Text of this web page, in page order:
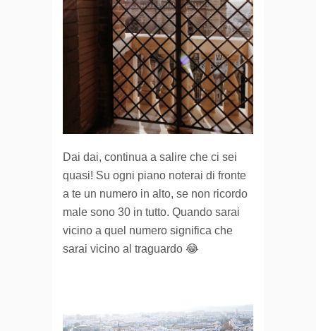
Dai dai, continua a salire che ci sei
quasi! Su ogni piano noterai di fronte
a te un numero in alto, se non ricordo
male sono 30 in tutto. Quando sarai
vicino a quel numero significa che
sarai vicino al traguardo 😂